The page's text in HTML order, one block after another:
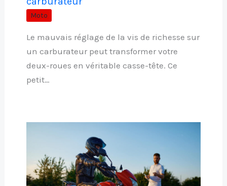
Moto
Le mauvais réglage de la vis de richesse sur
un carburateur peut transformer votre
deux-roues en véritable casse-tête. Ce
petit…